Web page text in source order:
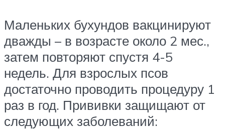
Маленьких бухундов вакцинируют
дважды – в возрасте около 2 мес.,
затем повторяют спустя 4-5
недель. Для взрослых псов
достаточно проводить процедуру 1
раз в год. Прививки защищают от
следующих заболеваний: